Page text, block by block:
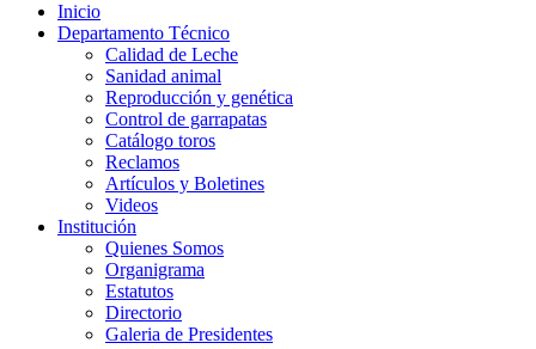
Inicio
Departamento Técnico
Calidad de Leche
Sanidad animal
Reproducción y genética
Control de garrapatas
Catálogo toros
Reclamos
Artículos y Boletines
Videos
Institución
Quienes Somos
Organigrama
Estatutos
Directorio
Galeria de Presidentes